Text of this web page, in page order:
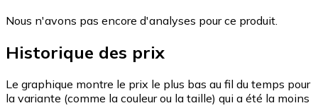
Nous n'avons pas encore d'analyses pour ce produit.
Historique des prix
Le graphique montre le prix le plus bas au fil du temps pour
la variante (comme la couleur ou la taille) qui a été la moins